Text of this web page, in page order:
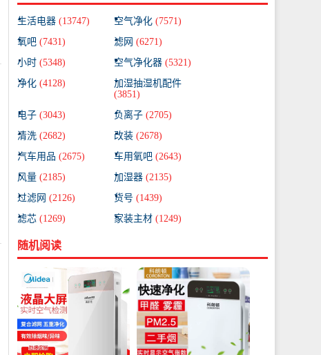
59.9元
KJF28月销量0件仅售249元
生活电器 (13747) 空气净化 (7571)
氧吧 (7431) 滤网 (6271)
小时 (5348) 空气净化器 (5321)
净化 (4128)
加湿抽湿机配件
(3851)
电子 (3043) 负离子 (2705)
清洗 (2682) 改装 (2678)
汽车用品 (2675) 车用氧吧 (2643)
风量 (2185) 加湿器 (2135)
过滤网 (2126) 货号 (1439)
滤芯 (1269) 家装主材 (1249)
随机阅读